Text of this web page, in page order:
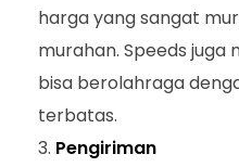
harga yang sangat
murahan. Speeds juga
bisa berolahraga
terbatas.
Pengiriman